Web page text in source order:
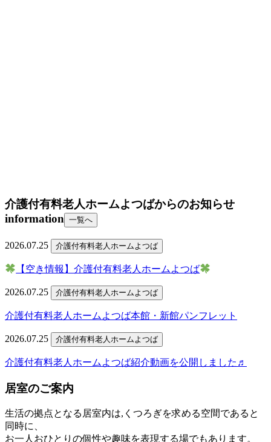
介護付有料老人ホームよつばからのお知らせ
information 一覧へ
2026.07.25 介護付有料老人ホームよつば
【空き情報】介護付有料老人ホームよつば
2026.07.25 介護付有料老人ホームよつば
介護付有料老人ホームよつば本館・新館パンフレット
2026.07.25 介護付有料老人ホームよつば
介護付有料老人ホームよつば紹介動画を公開しました♬
居室のご案内
生活の拠点となる居室内は,くつろぎを求める空間であると
同時に、
お一人おひとりの個性や趣味を表現する場でもあります。